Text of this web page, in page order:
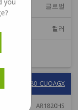
글로벌
컬러
e-CAM180_CUOAGX
AR1820HS
you